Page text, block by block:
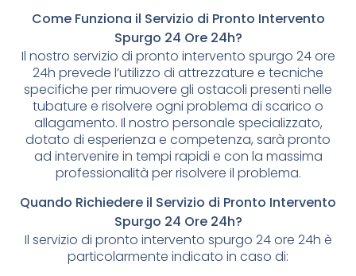
Come Funziona il Servizio di Pronto Intervento
Spurgo 24 Ore 24h?
Il nostro servizio di pronto intervento spurgo 24 ore
24h prevede l’utilizzo di attrezzature e tecniche
specifiche per rimuovere gli ostacoli presenti nelle
tubature e risolvere ogni problema di scarico o
allagamento. Il nostro personale specializzato,
dotato di esperienza e competenza, sarà pronto
ad intervenire in tempi rapidi e con la massima
professionalità per risolvere il problema.
Quando Richiedere il Servizio di Pronto Intervento
Spurgo 24 Ore 24h?
Il servizio di pronto intervento spurgo 24 ore 24h è
particolarmente indicato in caso di: